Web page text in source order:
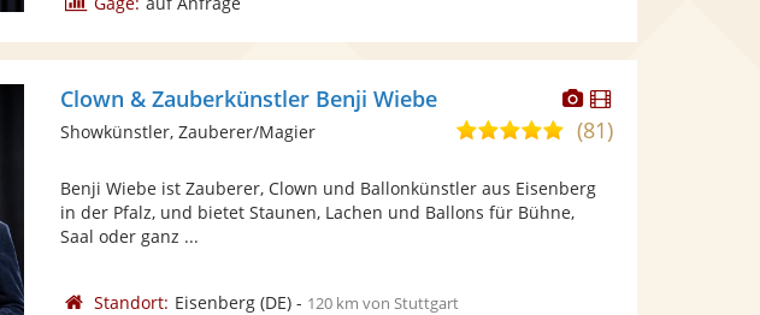
Dieser
Künstler
stellt
bereit.
Dieser
Künstler
Clown & Zauberkünstler Benji Wiebe
5,0
5
Sternen
(81)
Showkünstler, Zauberer/Magier
Benji Wiebe ist Zauberer, Clown und Ballonkünstler aus Eisenberg
in der Pfalz, und bietet Staunen, Lachen und Ballons für Bühne,
Saal oder ganz ...
Standort: Eisenberg(DE)- 120 km von Stuttgart